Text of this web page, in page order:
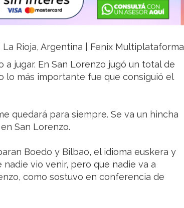
La Rioja, Argentina | Fenix Multiplataforma
jugar. En San Lorenzo jugó un total de
lo más importante fue que consiguió el
quedará para siempre. Se va un hincha
San Lorenzo.
Boedo y Bilbao, el idioma euskera y
vio venir, pero que nadie va a
como sostuvo en conferencia de